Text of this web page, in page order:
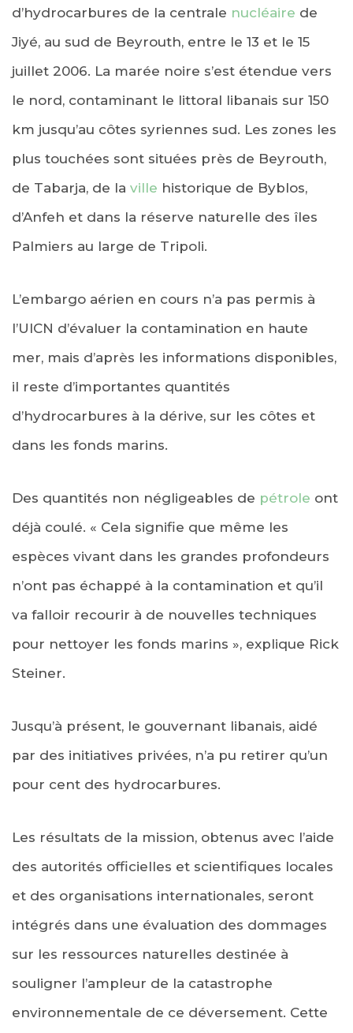
d’hydrocarbures de la centrale nucléaire de
Jiyé, au sud de Beyrouth, entre le 13 et le 15
juillet 2006. La marée noire s’est étendue vers
le nord, contaminant le littoral libanais sur 150
km jusqu’au côtes syriennes sud. Les zones les
plus touchées sont situées près de Beyrouth,
de Tabarja, de la ville historique de Byblos,
d’Anfeh et dans la réserve naturelle des îles
Palmiers au large de Tripoli.
L’embargo aérien en cours n’a pas permis à
l’UICN d’évaluer la contamination en haute
mer, mais d’après les informations disponibles,
il reste d’importantes quantités
d’hydrocarbures à la dérive, sur les côtes et
dans les fonds marins.
Des quantités non négligeables de pétrole ont
déjà coulé. « Cela signifie que même les
espèces vivant dans les grandes profondeurs
n’ont pas échappé à la contamination et qu’il
va falloir recourir à de nouvelles techniques
pour nettoyer les fonds marins », explique Rick
Steiner.
Jusqu’à présent, le gouvernant libanais, aidé
par des initiatives privées, n’a pu retirer qu’un
pour cent des hydrocarbures.
Les résultats de la mission, obtenus avec l’aide
des autorités officielles et scientifiques locales
et des organisations internationales, seront
intégrés dans une évaluation des dommages
sur les ressources naturelles destinée à
souligner l’ampleur de la catastrophe
environnementale de ce déversement. Cette